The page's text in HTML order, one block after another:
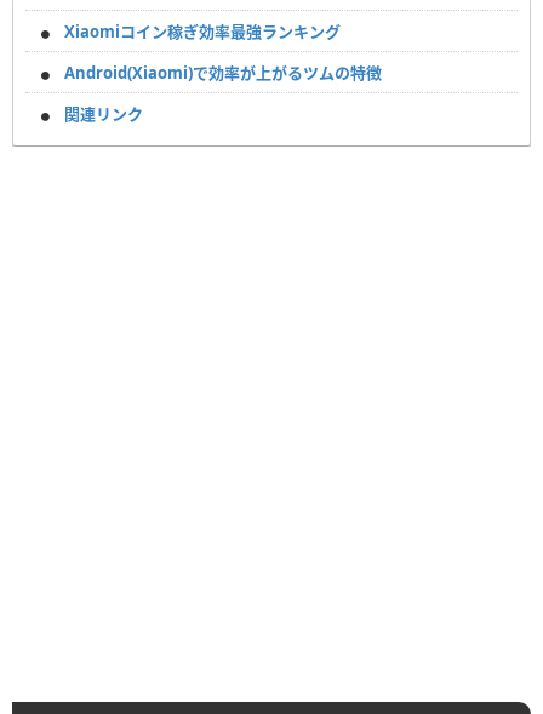
Xiaomiコイン稼ぎ効率最強ランキング
Android(Xiaomi)で効率が上がるツムの特徴
関連リンク